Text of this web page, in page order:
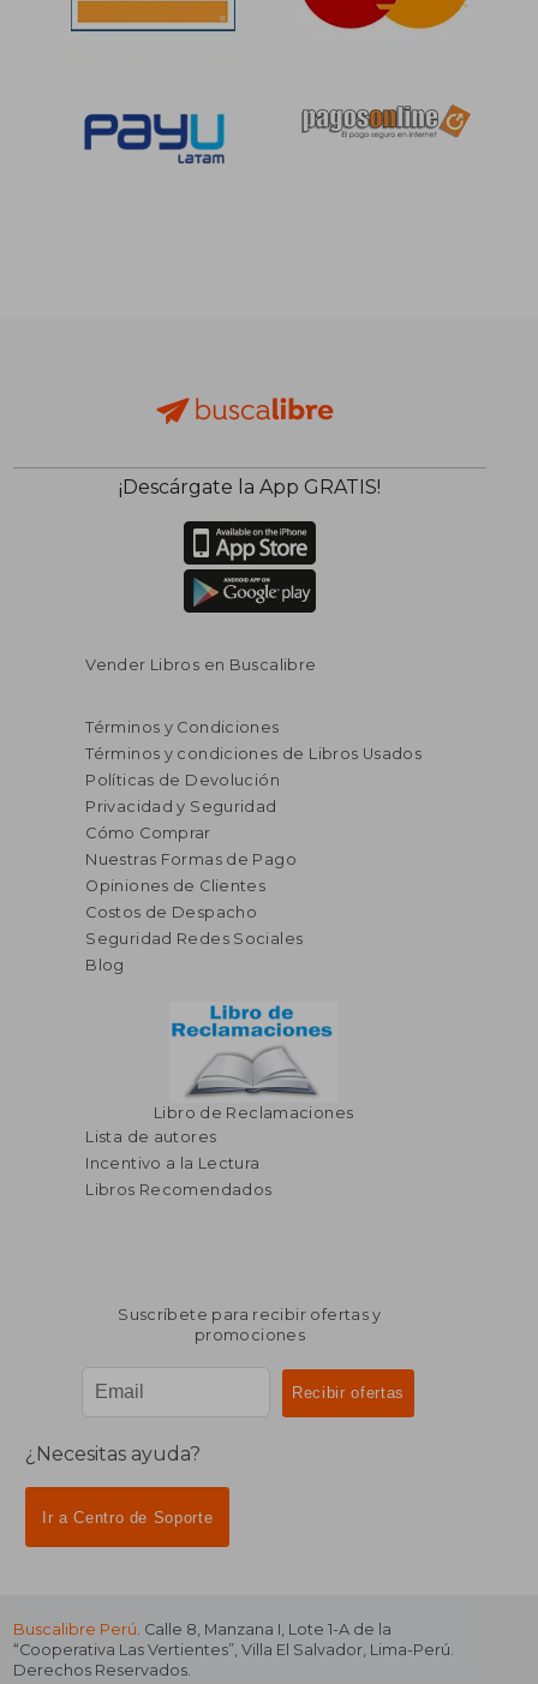
¡Descárgate la App GRATIS!
Vender Libros en Buscalibre
Términos y Condiciones
Términos y condiciones de Libros Usados
Políticas de Devolución
Privacidad y Seguridad
Cómo Comprar
Nuestras Formas de Pago
Opiniones de Clientes
Costos de Despacho
Seguridad Redes Sociales
Blog
Libro de Reclamaciones
Lista de autores
Incentivo a la Lectura
Libros Recomendados
Suscríbete para recibir ofertas y
promociones
¿Necesitas ayuda?
Ir a Centro de Soporte
Buscalibre Perú. Calle 8, Manzana I, Lote 1-A de la
“Cooperativa Las Vertientes”, Villa El Salvador, Lima-Perú.
Derechos Reservados.